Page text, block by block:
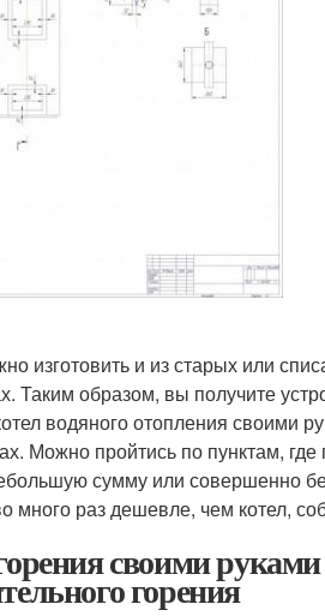
изготовить и из старых или
Таким образом, вы получите
водяного отопления своими
Можно пройтись по пунктам,
сумму или совершенно
много раз дешевле, чем котел,
своими
горения